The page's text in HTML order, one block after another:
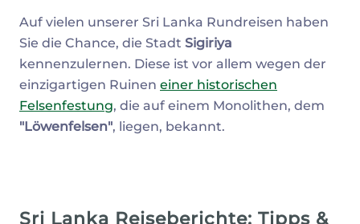
Auf vielen unserer Sri Lanka Rundreisen haben
Sie die Chance, die Stadt Sigiriya
kennenzulernen. Diese ist vor allem wegen der
einzigartigen Ruinen einer historischen
Felsenfestung, die auf einem Monolithen, dem
"Löwenfelsen", liegen, bekannt.
Sri Lanka Reiseberichte: Tipps &